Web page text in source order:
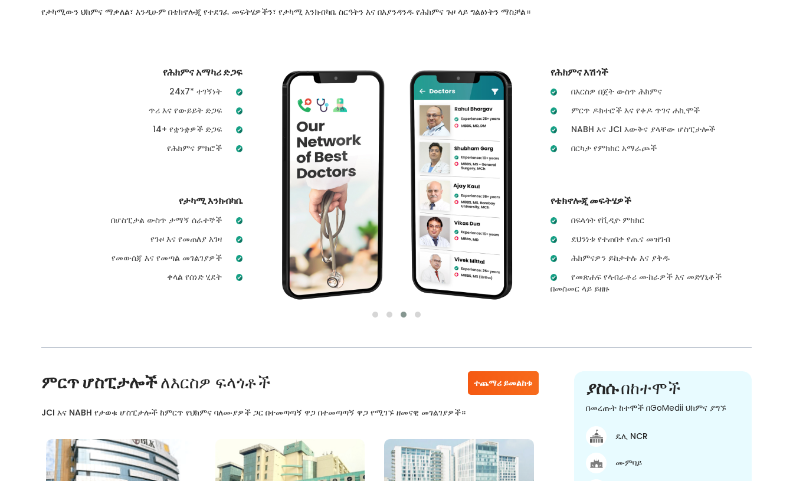
የታካሚውን ህክምና ማቃለል፣ እንዲሁም በቴክኖሎጂ የተደገፈ መፍትሄዎችን፣ የታካሚ እንክብካቤ ስርዓትን እና በእያንዳንዱ የሕክምና ጉዞ ላይ ግልፅነትን ማስቻል።
የሕክምና አማካሪ ድጋፍ
24x7* ተገኝነት
ጥሪ እና የውይይት ድጋፍ
14+ የቋንቋዎች ድጋፍ
የሕክምና ምክሮች
የታካሚ እንክብካቤ
በሆስፒታል ውስጥ ታማኝ ሰራተኞች
የጉዞ እና የመጠለያ እገዛ
የመውሰጃ እና የመጣል መገልገያዎች
ቀላል የሰነድ ሂደት
የሕክምና እሽጎች
በእርስዎ በጀት ውስጥ ሕክምና
ምርጥ ዶክተሮች እና የቀዶ ጥገና ሐኪሞች
NABH እና JCI እውቅና ያላቸው ሆስፒታሎች
በርካታ የምክክር አማራጮች
የቴክኖሎጂ መፍትሄዎች
በፍላጎት የቪዲዮ ምክክር
ደህንነቱ የተጠበቀ የጤና መዝገብ
ሕክምናዎን ይከታተሉ እና ያቅዱ
የመጽሐፍ የላብራቶሪ ሙከራዎች እና መድሃኒቶች
በመስመር ላይ ይዘዙ
ምርጥ ሆስፒታሎችለእርስዎ ፍላጎቶች ተጨማሪ ይመልከቱ
JCI እና NABH የታወቁ ሆስፒታሎች ከምርጥ የህክምና ባለሙያዎች ጋር በተመጣጣኝ ዋጋ በተመጣጣኝ ዋጋ የሚገኙ ዘመናዊ መገልገያዎች።
ያስሱበከተሞች
በመረጡት ከተሞች በGoMedii ህክምና ያግኙ
ዴሊ NCR
ሙምባይ